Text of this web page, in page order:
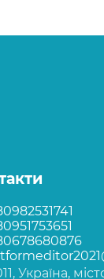
Україна,